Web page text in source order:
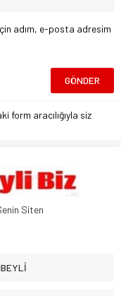
adım, e-posta adresim
form aracılığıyla siz
Siten